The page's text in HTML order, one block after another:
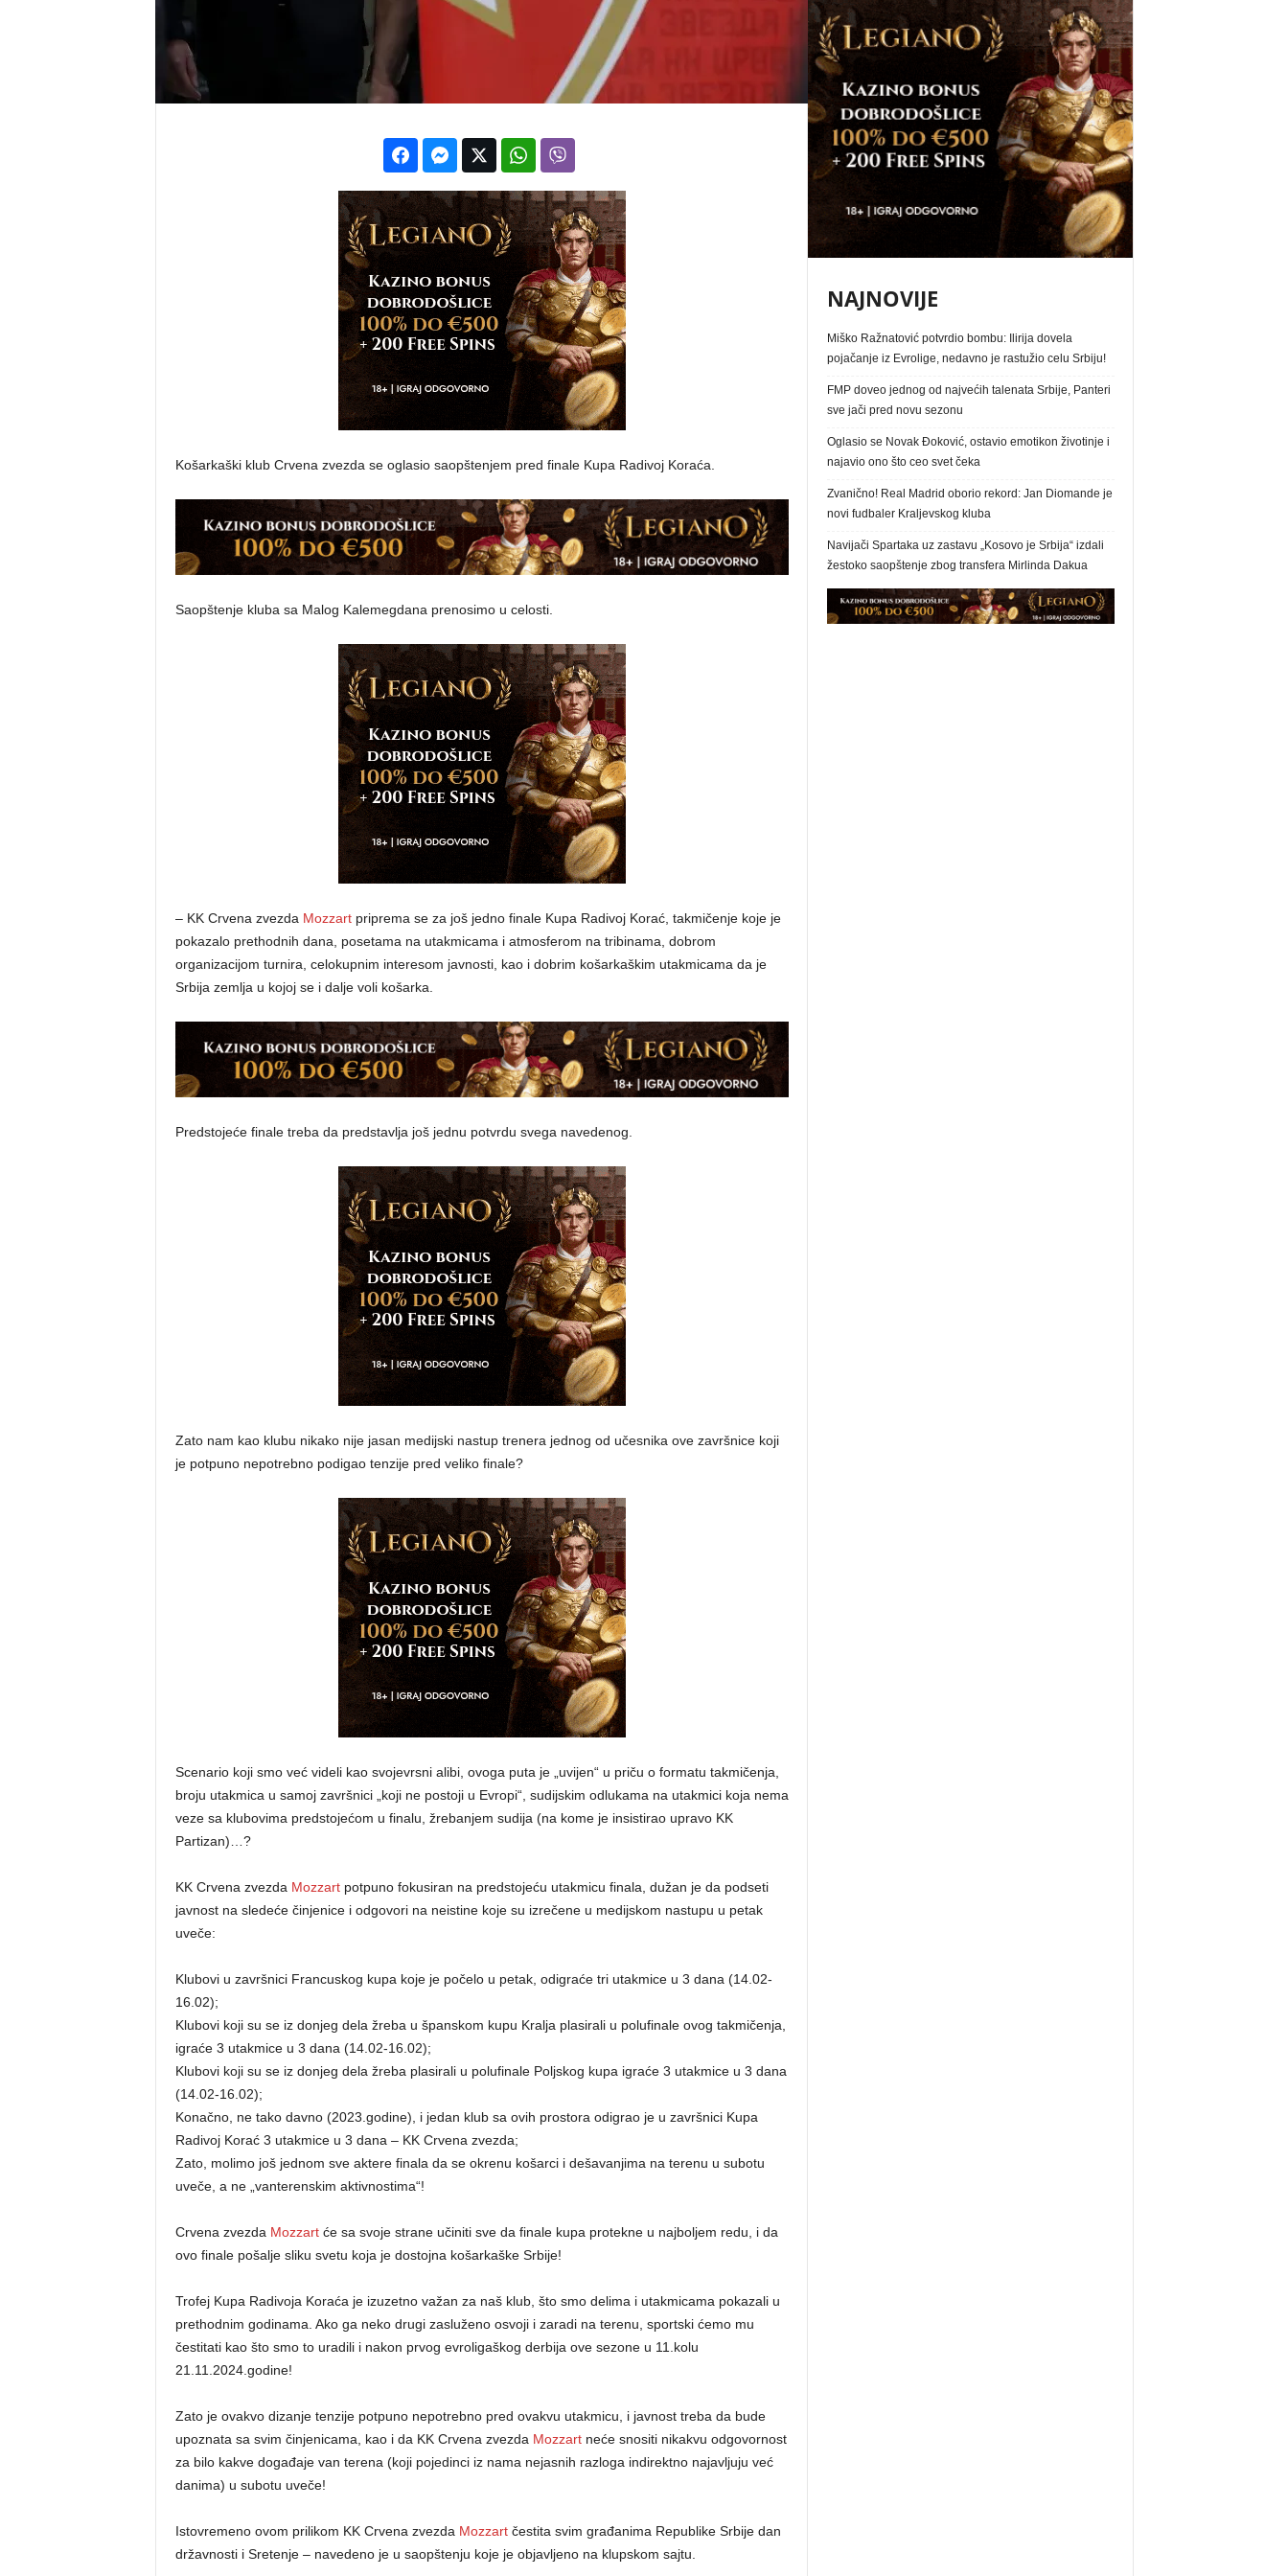
Košarkaški klub Crvena zvezda se oglasio saopštenjem pred finale Kupa Radivoj Koraća.
Saopštenje kluba sa Malog Kalemegdana prenosimo u celosti.
– KK Crvena zvezda Mozzartpriprema se za još jedno finale Kupa Radivoj Korać, takmičenje koje je
pokazalo prethodnih dana, posetama na utakmicama i atmosferom na tribinama, dobrom
organizacijom turnira, celokupnim interesom javnosti, kao i dobrim košarkaškim utakmicama da je
Srbija zemlja u kojoj se i dalje voli košarka.
Predstojeće finale treba da predstavlja još jednu potvrdu svega navedenog.
Zato nam kao klubu nikako nije jasan medijski nastup trenera jednog od učesnika ove završnice koji
je potpuno nepotrebno podigao tenzije pred veliko finale?
Scenario koji smo već videli kao svojevrsni alibi, ovoga puta je „uvijen“ u priču o formatu takmičenja,
broju utakmica u samoj završnici „koji ne postoji u Evropi“, sudijskim odlukama na utakmici koja nema
veze sa klubovima predstojećom u finalu, žrebanjem sudija (na kome je insistirao upravo KK
Partizan)…?
KK Crvena zvezda Mozzartpotpuno fokusiran na predstojeću utakmicu finala, dužan je da podseti
javnost na sledeće činjenice i odgovori na neistine koje su izrečene u medijskom nastupu u petak
uveče:
Klubovi u završnici Francuskog kupa koje je počelo u petak, odigraće tri utakmice u 3 dana (14.02-
16.02);
Klubovi koji su se iz donjeg dela žreba u španskom kupu Kralja plasirali u polufinale ovog takmičenja,
igraće 3 utakmice u 3 dana (14.02-16.02);
Klubovi koji su se iz donjeg dela žreba plasirali u polufinale Poljskog kupa igraće 3 utakmice u 3 dana
(14.02-16.02);
Konačno, ne tako davno (2023.godine), i jedan klub sa ovih prostora odigrao je u završnici Kupa
Radivoj Korać 3 utakmice u 3 dana – KK Crvena zvezda;
Zato, molimo još jednom sve aktere finala da se okrenu košarci i dešavanjima na terenu u subotu
uveče, a ne „vanterenskim aktivnostima“!
Crvena zvezda Mozzartće sa svoje strane učiniti sve da finale kupa protekne u najboljem redu, i da
ovo finale pošalje sliku svetu koja je dostojna košarkaške Srbije!
Trofej Kupa Radivoja Koraća je izuzetno važan za naš klub, što smo delima i utakmicama pokazali u
prethodnim godinama. Ako ga neko drugi zasluženo osvoji i zaradi na terenu, sportski ćemo mu
čestitati kao što smo to uradili i nakon prvog evroligaškog derbija ove sezone u 11.kolu
21.11.2024.godine!
Zato je ovakvo dizanje tenzije potpuno nepotrebno pred ovakvu utakmicu, i javnost treba da bude
upoznata sa svim činjenicama, kao i da KK Crvena zvezda Mozzartneće snositi nikakvu odgovornost
za bilo kakve događaje van terena (koji pojedinci iz nama nejasnih razloga indirektno najavljuju već
danima) u subotu uveče!
Istovremeno ovom prilikom KK Crvena zvezda Mozzartčestita svim građanima Republike Srbije dan
državnosti i Sretenje – navedeno je u saopštenju koje je objavljeno na klupskom sajtu.
NAJNOVIJE
Miško Ražnatović potvrdio bombu: Ilirija dovela
pojačanje iz Evrolige, nedavno je rastužio celu Srbiju!
FMP doveo jednog od najvećih talenata Srbije, Panteri
sve jači pred novu sezonu
Oglasio se Novak Đoković, ostavio emotikon životinje i
najavio ono što ceo svet čeka
Zvanično! Real Madrid oborio rekord: Jan Diomande je
novi fudbaler Kraljevskog kluba
Navijači Spartaka uz zastavu „Kosovo je Srbija“ izdali
žestoko saopštenje zbog transfera Mirlinda Dakua